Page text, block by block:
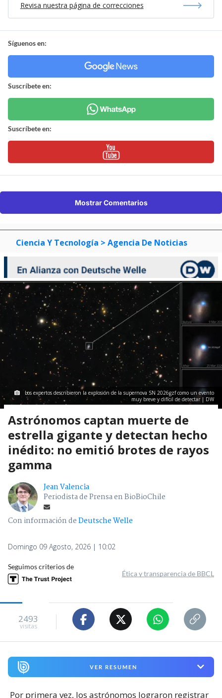
Revisa nuestra página de correcciones
Síguenos en:
Suscríbete en:
Suscríbete en:
Mostrar Comentarios
Ciencia Y Tecnología > Agencia De Noticias
Los expertos describieron la explosión de la supernova SN 2026gzf como un evento
muy breve y difícil de detectar | DW
Astrónomos captan muerte de
estrella gigante y detectan hecho
inédito: no emitió brotes de rayos
gamma
Jean Valencia
Periodista de Prensa en BioBioChile
Con información deDeutsche Welle
Domingo 09 Agosto, 2026 | 10:02
Seguimos criterios de
Ética y transparencia de BBCL
2493
visitas
VER RESUMEN
Por primera vez, los astrónomos lograron registrar